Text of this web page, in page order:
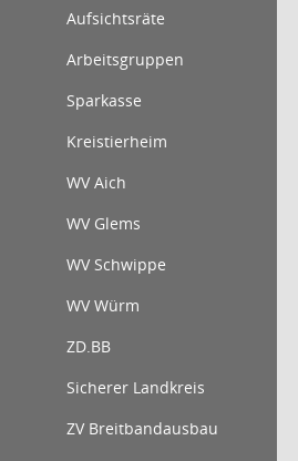
Aufsichtsräte
Arbeitsgruppen
Sparkasse
Kreistierheim
WV Aich
WV Glems
WV Schwippe
WV Würm
ZD.BB
Sicherer Landkreis
ZV Breitbandausbau